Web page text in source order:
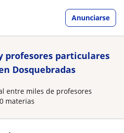
Anunciarse
profesores particulares
Dosquebradas
entre miles de profesores
materias